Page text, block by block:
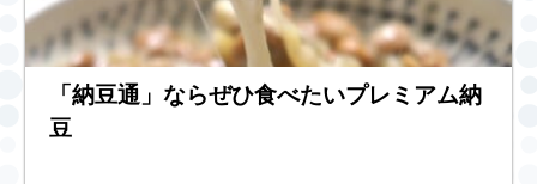
「納豆通」ならぜひ食べたいプレミアム納
豆